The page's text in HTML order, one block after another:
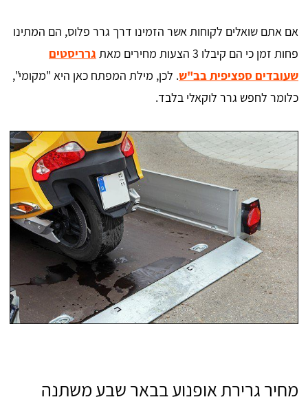
אם אתם שואלים לקוחות אשר הזמינו דרך גרר פלוס, הם המתינו
פחות זמן כי הם קיבלו 3 הצעות מחירים מאת
גרריסטים
שעובדים ספציפית בב"ש. לכן, מילת המפתח כאן היא "מקומי",
כלומר לחפש גרר לוקאלי בלבד.
מחיר גרירת אופנוע בבאר שבע משתנה